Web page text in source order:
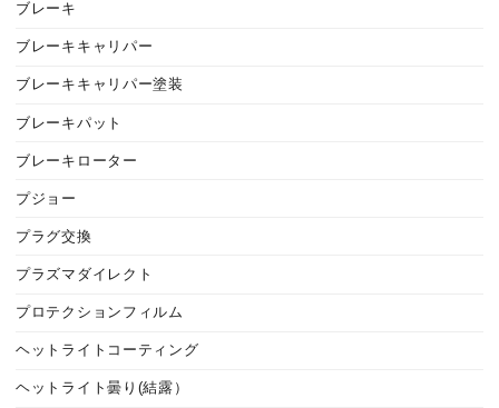
ブレーキ
ブレーキキャリパー
ブレーキキャリパー塗装
ブレーキパット
ブレーキローター
プジョー
プラグ交換
プラズマダイレクト
プロテクションフィルム
ヘットライトコーティング
ヘットライト曇り(結露）